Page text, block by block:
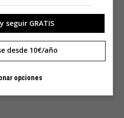
seguir GRATIS
desde 10€/año
opciones